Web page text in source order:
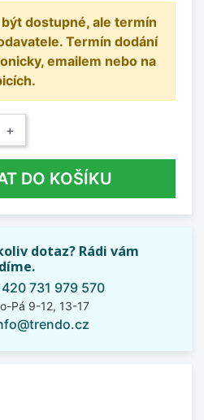
dostupné, ale termín
Termín dodání
emailem nebo na
+
DO KOŠÍKU
dotaz? Rádi vám
731 979 570
Pá 9-12, 13-17